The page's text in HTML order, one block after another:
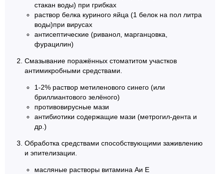
стакан воды) при грибках
раствор белка куриного яйца (1 белок на пол литра
воды)при вирусах
антисептические (риванол, марганцовка,
фурацилин)
Смазывание поражённых стоматитом участков
антимикробными средствами.
1-2% раствор метиленового синего (или
бриллиантового зелёного)
противовирусные мази
антибиотики содержащие мази (метрогил-дента и
др.)
Обработка средствами способствующими заживлению
и эпителизации.
масляные растворы витамина Аи Е